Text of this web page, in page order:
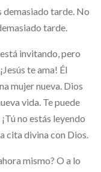
demasiado tarde. No
tarde.
invitando, pero
te ama! Él
mujer nueva. Dios
vida. Te puede
no estás leyendo
cita divina con Dios.
mismo? O a lo